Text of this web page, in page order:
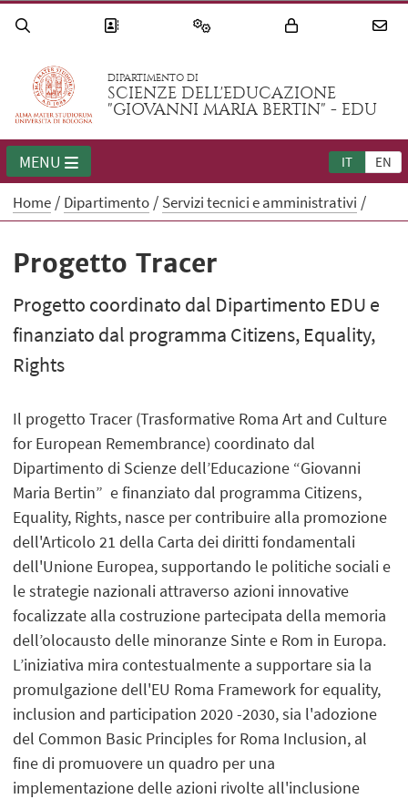
DIPARTIMENTO DI
SCIENZE DELL'EDUCAZIONE
"GIOVANNI MARIA BERTIN" - EDU
IT EN
MENU
Home Dipartimento Servizi tecnici e amministrativi
Progetto Tracer
Progetto coordinato dal Dipartimento EDU e
finanziato dal programma Citizens, Equality,
Rights
Il progetto Tracer (Trasformative Roma Art and Culture
for European Remembrance) coordinato dal
Dipartimento di Scienze dell’Educazione “Giovanni
Maria Bertin” e finanziato dal programma Citizens,
Equality, Rights, nasce per contribuire alla promozione
dell'Articolo 21 della Carta dei diritti fondamentali
dell'Unione Europea, supportando le politiche sociali e
le strategie nazionali attraverso azioni innovative
focalizzate alla costruzione partecipata della memoria
dell’olocausto delle minoranze Sinte e Rom in Europa.
L’iniziativa mira contestualmente a supportare sia la
promulgazione dell'EU Roma Framework for equality,
inclusion and participation 2020 -2030, sia l'adozione
del Common Basic Principles for Roma Inclusion, al
fine di promuovere un quadro per una
implementazione delle azioni rivolte all'inclusione